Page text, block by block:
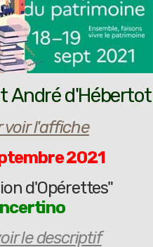
André d'Hébertot
voir l'affiche
2021
d'Opérettes"
le descriptif